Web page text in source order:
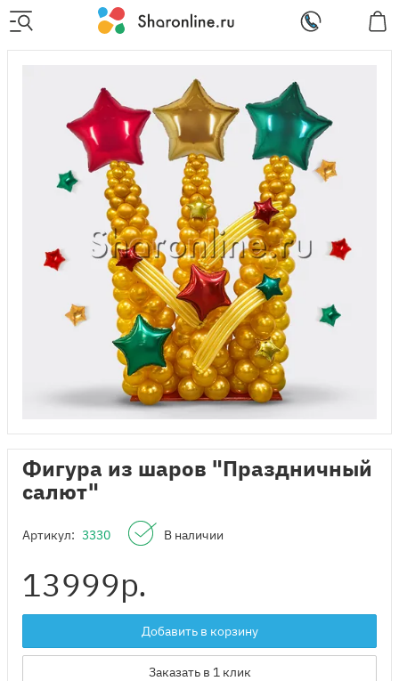
Фигура из шаров "Праздничный
салют"
Артикул: 3330 В наличии
13999р.
Добавить в корзину
Заказать в 1 клик